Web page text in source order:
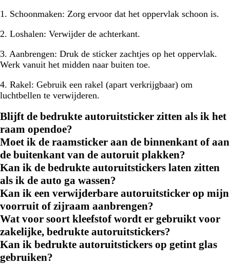
1. Schoonmaken: Zorg ervoor dat het oppervlak schoon is.
2. Loshalen: Verwijder de achterkant.
3. Aanbrengen: Druk de sticker zachtjes op het oppervlak.
Werk vanuit het midden naar buiten toe.
4. Rakel: Gebruik een rakel (apart verkrijgbaar) om
luchtbellen te verwijderen.
Blijft de bedrukte autoruitsticker zitten als ik het
raam opendoe?
Moet ik de raamsticker aan de binnenkant of aan
de buitenkant van de autoruit plakken?
Kan ik de bedrukte autoruitstickers laten zitten
als ik de auto ga wassen?
Kan ik een verwijderbare autoruitsticker op mijn
voorruit of zijraam aanbrengen?
Wat voor soort kleefstof wordt er gebruikt voor
zakelijke, bedrukte autoruitstickers?
Kan ik bedrukte autoruitstickers op getint glas
gebruiken?